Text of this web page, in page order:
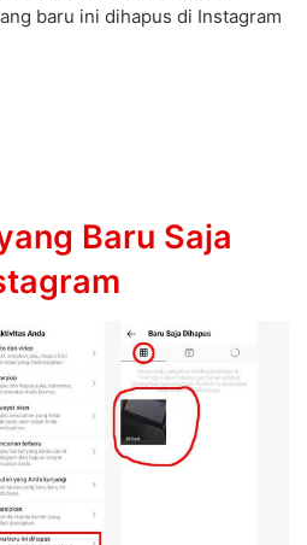
baru ini dihapus di Instagram
Baru Saja